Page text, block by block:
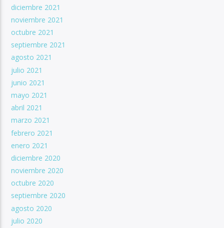
diciembre 2021
noviembre 2021
octubre 2021
septiembre 2021
agosto 2021
julio 2021
junio 2021
mayo 2021
abril 2021
marzo 2021
febrero 2021
enero 2021
diciembre 2020
noviembre 2020
octubre 2020
septiembre 2020
agosto 2020
julio 2020